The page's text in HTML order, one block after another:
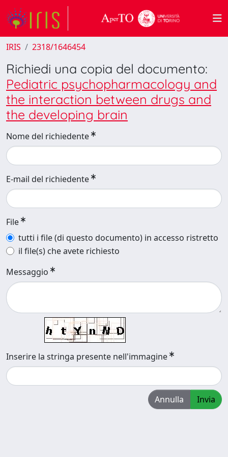
IRIS 2318/1646454
Richiedi una copia del documento:
Pediatric psychopharmacology and
the interaction between drugs and
the developing brain
Nome del richiedente
E-mail del richiedente
File
tutti i file (di questo documento) in accesso ristretto
il file(s) che avete richiesto
Messaggio
Inserire la stringa presente nell'immagine
Annulla Invia